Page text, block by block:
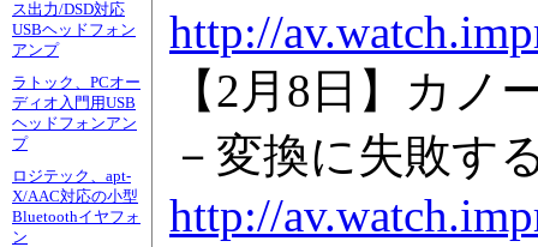
ス出力/DSD対応
USBヘッドフォン
アンプ
ラトック、PCオー
ディオ入門用USB
ヘッドフォンアン
プ
ロジテック、apt-
X/AAC対応の小型
Bluetoothイヤフォ
ン
http://
【2月8日】カノ
－変換に失敗す
http://